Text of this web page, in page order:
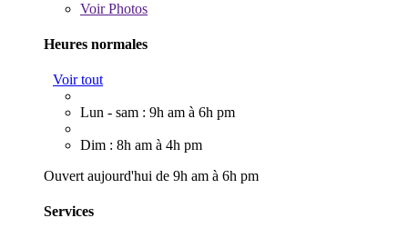
VoirPhotos
Heures normales
Voir tout
Lun - sam : 9h am à 6h pm
Dim : 8h am à 4h pm
Ouvert aujourd'hui de 9h am à 6h pm
Services